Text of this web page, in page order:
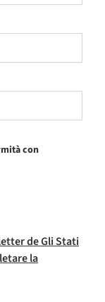
con
de Gli Stati
la